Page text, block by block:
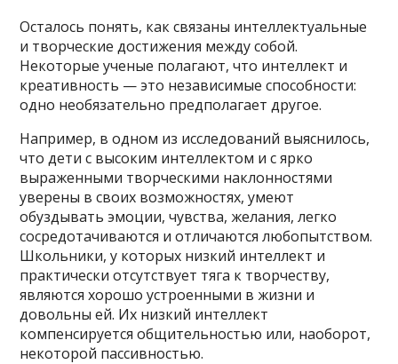
Осталось понять, как связаны интеллектуальные
и творческие достижения между собой.
Некоторые ученые полагают, что интеллект и
креативность — это независимые способности:
одно необязательно предполагает другое.
Например, в одном из исследований выяснилось,
что дети с высоким интеллектом и с ярко
выраженными творческими наклонностями
уверены в своих возможностях, умеют
обуздывать эмоции, чувства, желания, легко
сосредотачиваются и отличаются любопытством.
Школьники, у которых низкий интеллект и
практически отсутствует тяга к творчеству,
являются хорошо устроенными в жизни и
довольны ей. Их низкий интеллект
компенсируется общительностью или, наоборот,
некоторой пассивностью.